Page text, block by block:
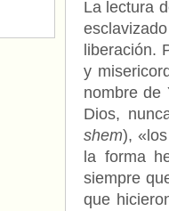
La lectura
liberación.
y
nombre de
Dios,
shem),
la forma
siempre
que